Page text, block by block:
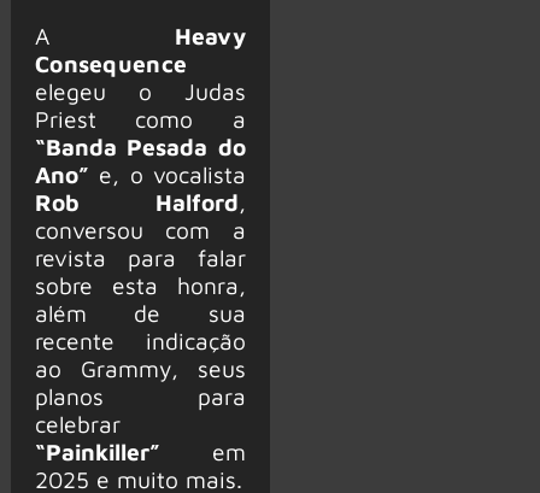
A Heavy
Consequence
elegeu o Judas
Priest como a
“Banda Pesada do
Ano” e, o vocalista
Rob Halford
conversou com a
revista para falar
sobre esta honra,
além de sua
recente indicação
ao Grammy, seus
planos para
celebrar
“Painkiller” em
2025 e muito mais.